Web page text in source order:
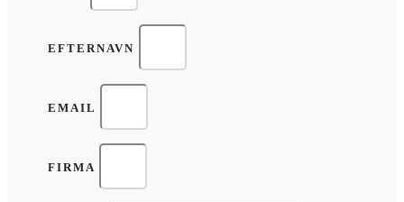
EFTERNAVN
EMAIL
FIRMA